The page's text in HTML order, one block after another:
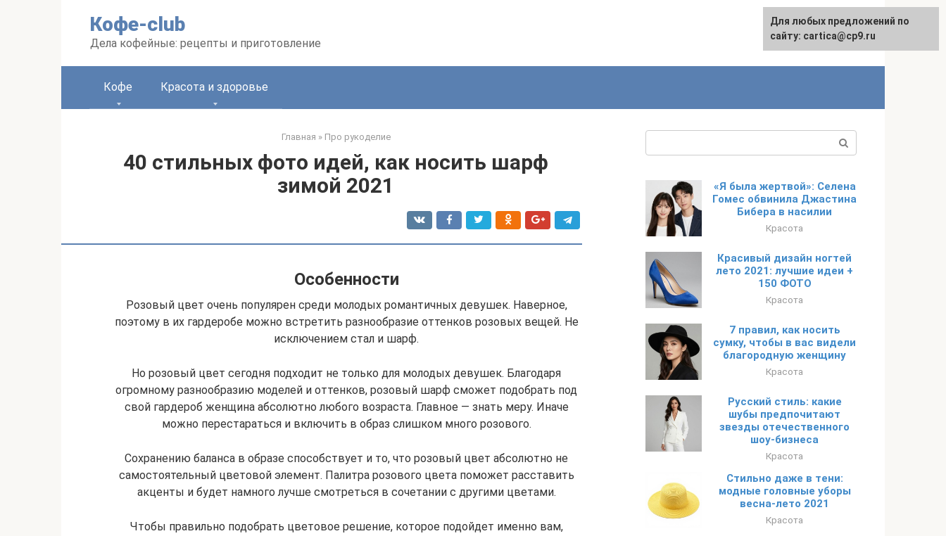
Кофе-club
Дела кофейные: рецепты и приготовление
English
Кофе Красота и здоровье
Главная » Про рукоделие
40 стильных фото идей, как носить шарф
зимой 2021
Особенности
Розовый цвет очень популярен среди молодых романтичных девушек. Наверное,
поэтому в их гардеробе можно встретить разнообразие оттенков розовых вещей. Не
исключением стал и шарф.
Но розовый цвет сегодня подходит не только для молодых девушек. Благодаря
огромному разнообразию моделей и оттенков, розовый шарф сможет подобрать под
свой гардероб женщина абсолютно любого возраста. Главное — знать меру. Иначе
можно перестараться и включить в образ слишком много розового.
Сохранению баланса в образе способствует и то, что розовый цвет абсолютно не
самостоятельный цветовой элемент. Палитра розового цвета поможет расставить
акценты и будет намного лучше смотреться в сочетании с другими цветами.
Чтобы правильно подобрать цветовое решение, которое подойдет именно вам,
«Я была жертвой»: Селена
Гомес обвинила Джастина
Бибера в насилии
Красота
Красивый дизайн ногтей
лето 2021: лучшие идеи +
150 ФОТО
Красота
7 правил, как носить
сумку, чтобы в вас видели
благородную женщину
Красота
Русский стиль: какие
шубы предпочитают
звезды отечественного
шоу-бизнеса
Красота
Стильно даже в тени:
модные головные уборы
весна-лето 2021
Красота
Для любых предложений по
сайту: cartica@cp9.ru